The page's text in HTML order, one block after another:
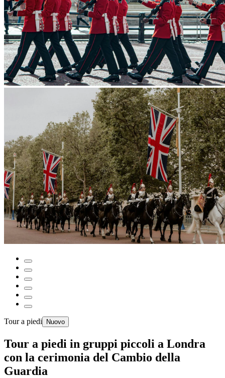
Tour a piedi Nuovo
Tour a piedi in gruppi piccoli a Londra
con la cerimonia del Cambio della
Guardia